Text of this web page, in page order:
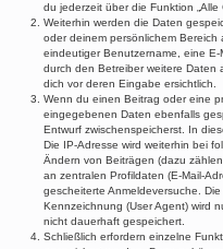
du jederzeit über die Funktion „Alle
Weiterhin werden die Daten
oder deinem persönlichem
eindeutiger Benutzername, eine
durch den Betreiber weitere Daten
dich vor deren Eingabe ersichtlich.
Wenn du einen Beitrag oder eine
eingegebenen Daten ebenfalls
Entwurf zwischenspeicherst. In
Die IP-Adresse wird weiterhin bei
Ändern von Beiträgen (dazu
an zentralen Profildaten (E-Mail-
gescheiterte Anmeldeversuche.
Kennzeichnung (User Agent) wird
nicht dauerhaft gespeichert.
Schließlich erfordern einzelne